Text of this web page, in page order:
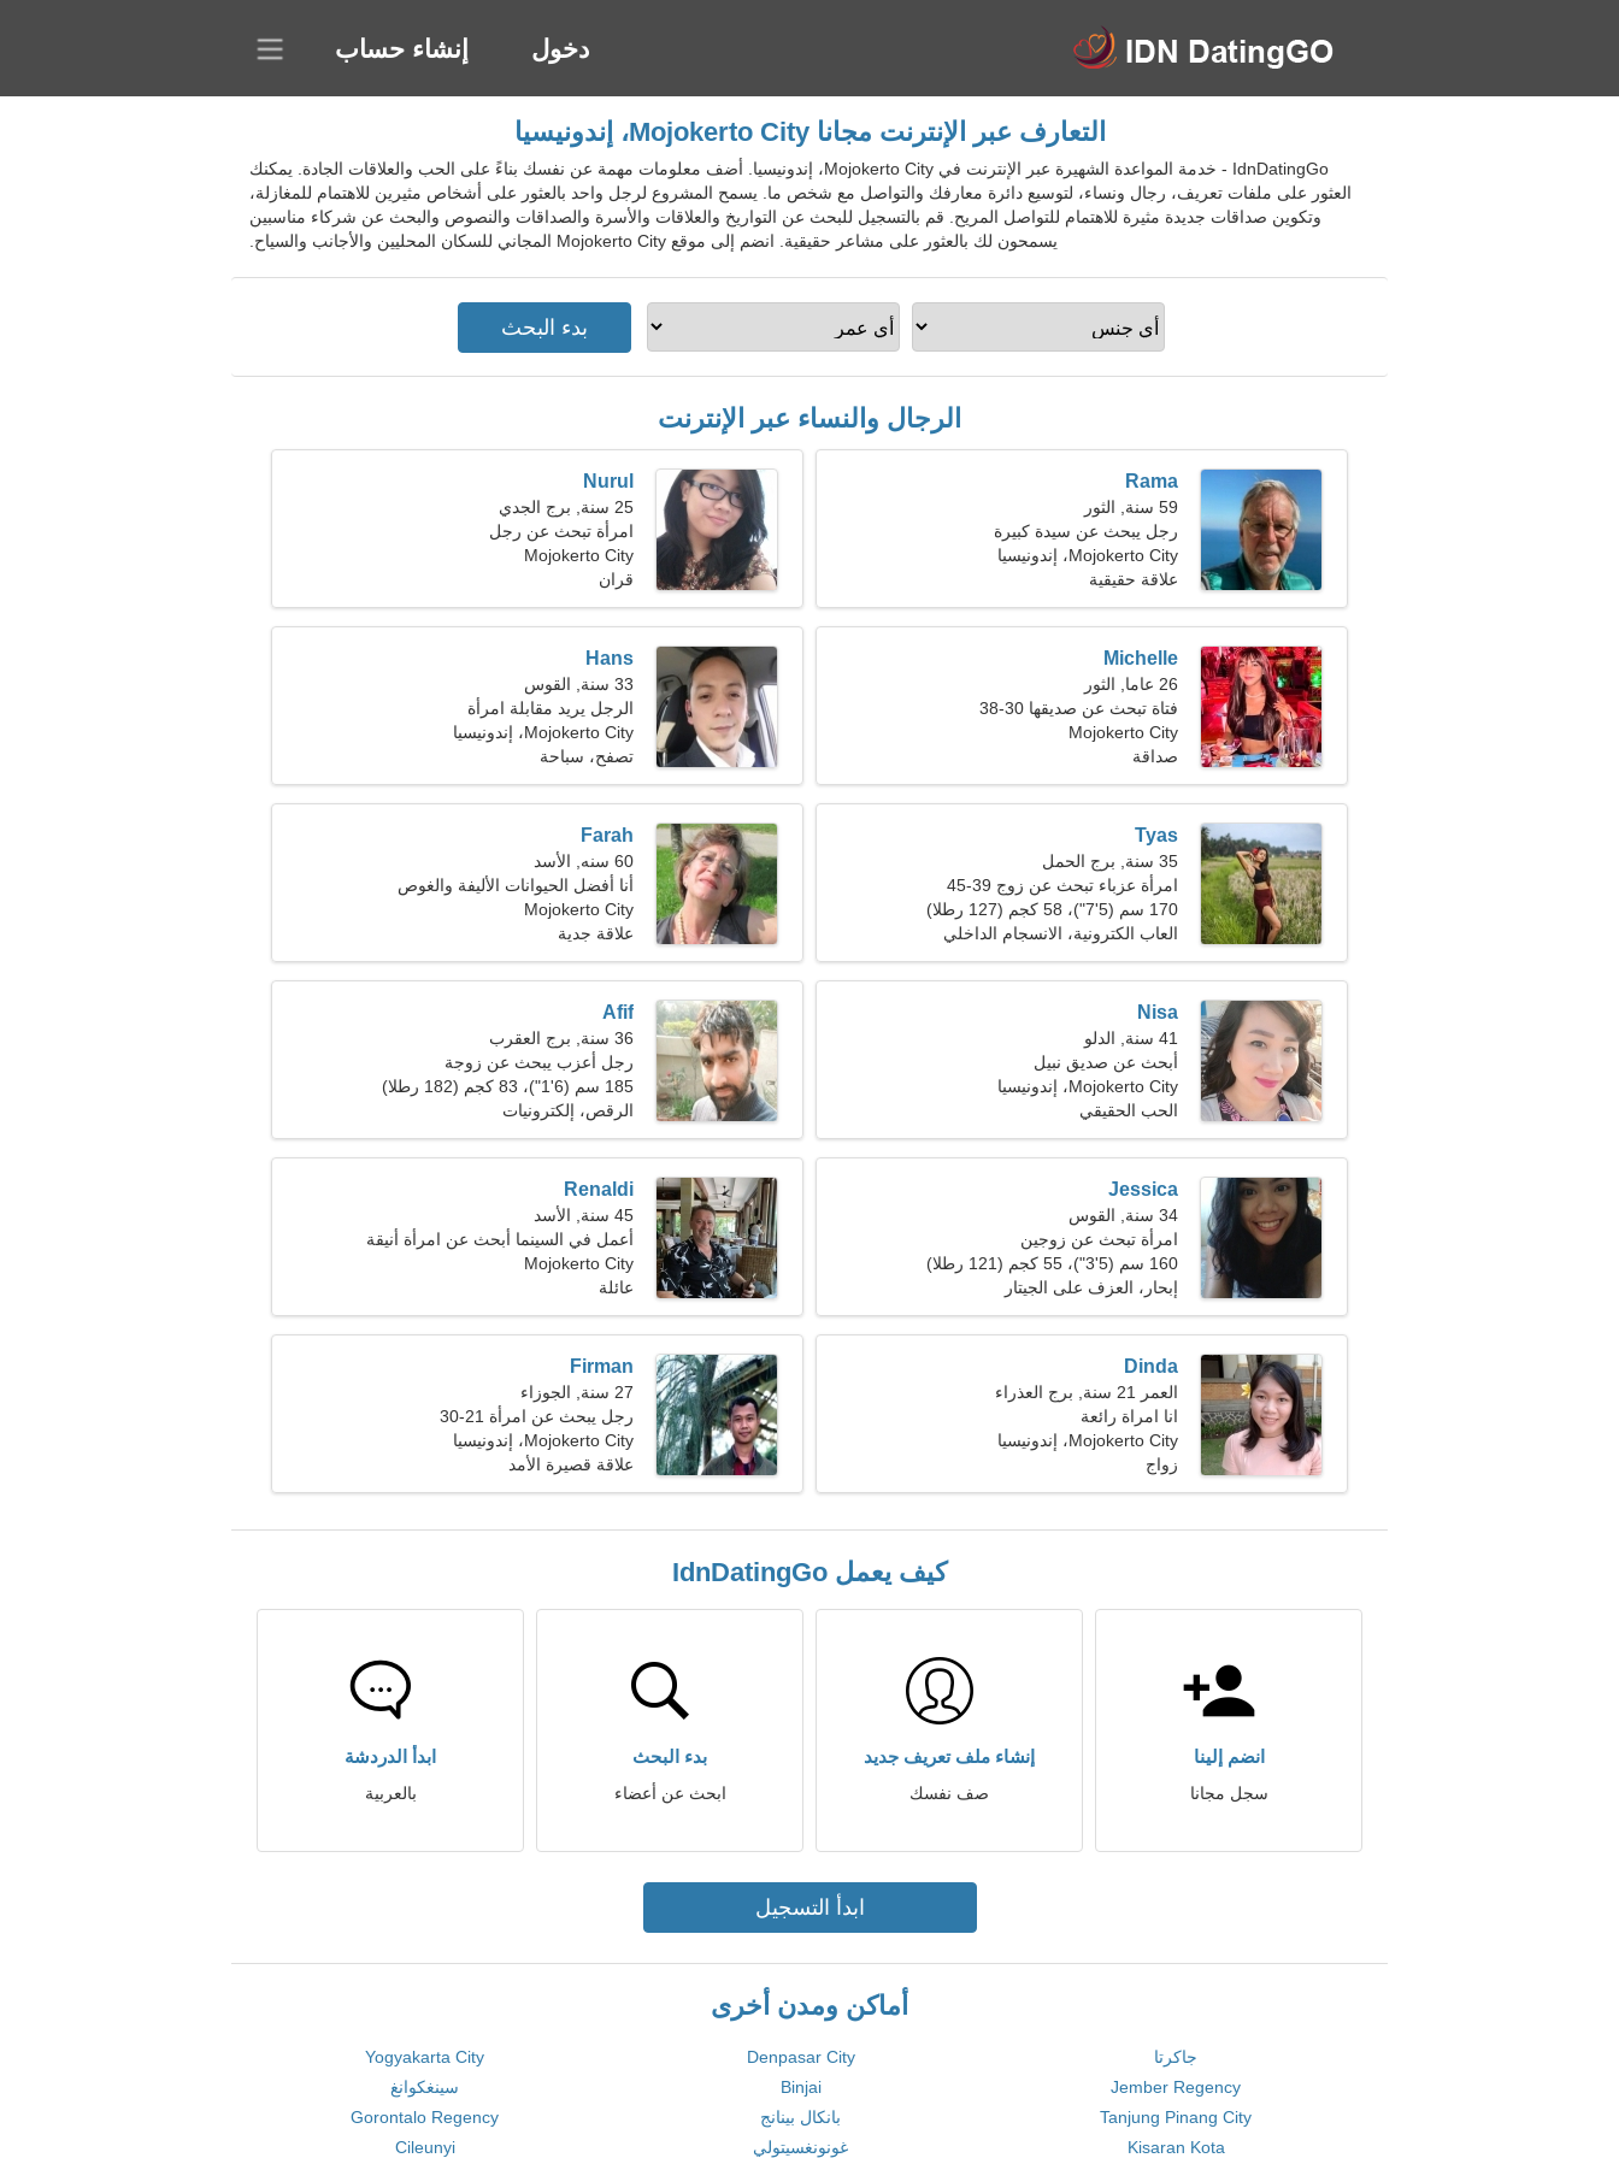
دخول إنشاء حساب
التعارف عبر الإنترنت مجانا Mojokerto City، إندونيسيا
IdnDatingGo - خدمة المواعدة الشهيرة عبر الإنترنت في Mojokerto City، إندونيسيا. أضف معلومات مهمة عن نفسك بناءً على الحب والعلاقات الجادة. يمكنك
العثور على ملفات تعريف، رجال ونساء، لتوسيع دائرة معارفك والتواصل مع شخص ما. يسمح المشروع لرجل واحد بالعثور على أشخاص مثيرين للاهتمام للمغازلة،
وتكوين صداقات جديدة مثيرة للاهتمام للتواصل المريح. قم بالتسجيل للبحث عن التواريخ والعلاقات والأسرة والصداقات والنصوص والبحث عن شركاء مناسبين
يسمحون لك بالعثور على مشاعر حقيقية. انضم إلى موقع Mojokerto City المجاني للسكان المحليين والأجانب والسياح.
الرجال والنساء عبر الإنترنت
Rama
59 سنة, الثور
رجل يبحث عن سيدة كبيرة
Mojokerto City، إندونيسيا
علاقة حقيقية
Nurul
25 سنة, برج الجدي
امرأة تبحث عن رجل
Mojokerto City
قران
Michelle
26 عاما, الثور
فتاة تبحث عن صديقها 30-38
Mojokerto City
صداقة
Hans
33 سنة, القوس
الرجل يريد مقابلة امرأة
Mojokerto City، إندونيسيا
تصفح، سباحة
Tyas
35 سنة, برج الحمل
امرأة عزباء تبحث عن زوج 39-45
170 سم (5'7")، 58 كجم (127 رطلا)
العاب الكترونية، الانسجام الداخلي
Farah
60 سنه, الأسد
أنا أفضل الحيوانات الأليفة والغوص
Mojokerto City
علاقة جدية
Nisa
41 سنة, الدلو
أبحث عن صديق نبيل
Mojokerto City، إندونيسيا
الحب الحقيقي
Afif
36 سنة, برج العقرب
رجل أعزب يبحث عن زوجة
185 سم (6'1")، 83 كجم (182 رطلا)
الرقص، إلكترونيات
Jessica
34 سنة, القوس
امرأة تبحث عن زوجين
160 سم (5'3")، 55 كجم (121 رطلا)
إبحار، العزف على الجيتار
Renaldi
45 سنة, الأسد
أعمل في السينما أبحث عن امرأة أنيقة
Mojokerto City
عائلة
Dinda
العمر 21 سنة, برج العذراء
انا امراة رائعة
Mojokerto City، إندونيسيا
زواج
Firman
27 سنة, الجوزاء
رجل يبحث عن امرأة 21-30
Mojokerto City، إندونيسيا
علاقة قصيرة الأمد
كيف يعمل IdnDatingGo
انضم إلينا
سجل مجانا
إنشاء ملف تعريف جديد
صف نفسك
بدء البحث
ابحث عن أعضاء
ابدأ الدردشة
بالعربية
ابدأ التسجيل
أماكن ومدن أخرى
جاكرتا Denpasar City
Yogyakarta City
Jember Regency
Binjai
سينغكوانغ
Tanjung Pinang City
بانكال بينانج
Gorontalo Regency
Kisaran Kota
غونونغسيتولي Cileunyi